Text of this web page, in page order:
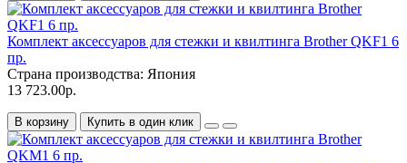
Комплект аксессуаров для стежки и квилтинга Brother QKF1 6
пр.
Страна производства: Япония
13 723.00р.
В корзину Купить в один клик